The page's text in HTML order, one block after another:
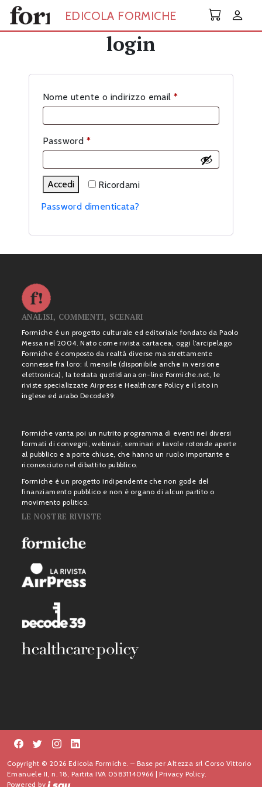
Skip to main content
EDICOLA FORMICHE
login
Nome utente o indirizzo email *Richiesto
Password *Richiesto
Ricordami
Accedi
Password dimenticata?
ANALISI, COMMENTI, SCENARI
Formiche è un progetto culturale ed editoriale fondato da Paolo
Messa nel 2004. Nato come rivista cartacea, oggi l’arcipelago
Formiche è composto da realtà diverse ma strettamente
connesse fra loro: il mensile (disponibile anche in versione
elettronica), la testata quotidiana on-line Formiche.net, le
riviste specializzate Airpress e Healthcare Policy e il sito in
inglese ed arabo Decode39.
Formiche vanta poi un nutrito programma di eventi nei diversi
formati di convegni, webinair, seminari e tavole rotonde aperte
al pubblico e a porte chiuse, che hanno un ruolo importante e
riconosciuto nel dibattito pubblico.
Formiche è un progetto indipendente che non gode del
finanziamento pubblico e non è organo di alcun partito o
movimento politico.
LE NOSTRE RIVISTE
Copyright © 2026 Edicola Formiche. – Base per Altezza srl Corso Vittorio
Emanuele II, n. 18, Partita IVA 05831140966 |Privacy Policy.
Powered by